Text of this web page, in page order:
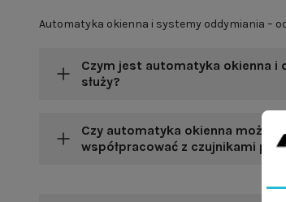
Automatyka okienna i systemy oddymiania –
Czym jest automatyka okienna i
służy?
Czy automatyka okienna może
współpracować z czujnikami